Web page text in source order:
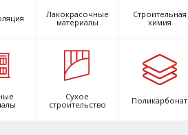
Лакокрасочные
материалы
Строительная
химия
Сухое
строительство
Поликарбонат